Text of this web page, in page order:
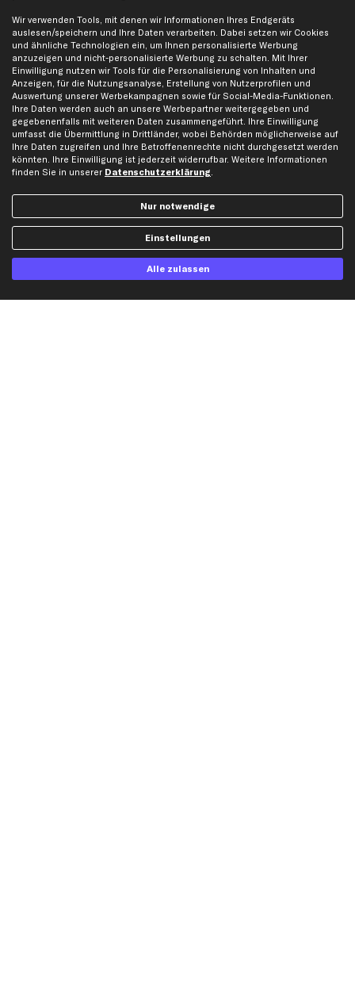
Opel Ersatzteile
Peugeot Ersatzteile
Renault Ersatzteile
Seat Ersatzteile
Skoda Ersatzteile
VW Ersatzteile
Social Media
Wir verwenden Tools, mit denen wir Informationen Ihres Endgeräts
auslesen/speichern und Ihre Daten verarbeiten. Dabei setzen wir Cookies
und ähnliche Technologien ein, um Ihnen personalisierte Werbung
anzuzeigen und nicht-personalisierte Werbung zu schalten. Mit Ihrer
Einwilligung nutzen wir Tools für die Personalisierung von Inhalten und
Anzeigen, für die Nutzungsanalyse, Erstellung von Nutzerprofilen und
Auswertung unserer Werbekampagnen sowie für Social-Media-Funktionen.
Ihre Daten werden auch an unsere Werbepartner weitergegeben und
gegebenenfalls mit weiteren Daten zusammengeführt. Ihre Einwilligung
umfasst die Übermittlung in Drittländer, wobei Behörden möglicherweise auf
Ihre Daten zugreifen und Ihre Betroffenenrechte nicht durchgesetzt werden
könnten. Ihre Einwilligung ist jederzeit widerrufbar. Weitere Informationen
finden Sie in unserer Datenschutzerklärung.
Nur notwendige
Einstellungen
Alle zulassen